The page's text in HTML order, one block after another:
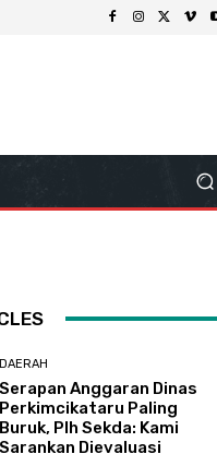
DAERAH
Serapan Anggaran Dinas
Perkimcikataru Paling
Buruk, Plh Sekda: Kami
Sarankan Dievaluasi